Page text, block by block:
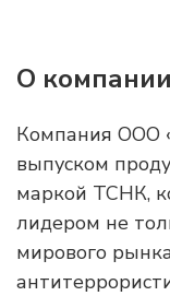
О компании
Компания ООО
выпуском
маркой ТСНК,
лидером не
мирового